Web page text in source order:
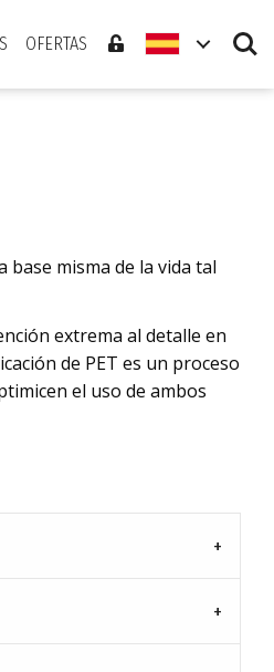
OFERTAS Search
base misma de la vida tal
extrema al detalle en
de PET es un proceso
el uso de ambos